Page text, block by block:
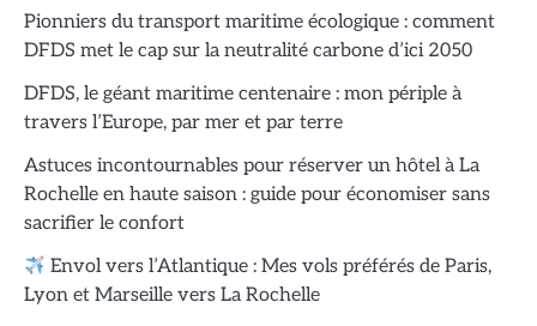
Pionniers du transport maritime écologique : comment
DFDS met le cap sur la neutralité carbone d’ici 2050
DFDS, le géant maritime centenaire : mon périple à
travers l’Europe, par mer et par terre
Astuces incontournables pour réserver un hôtel à La
Rochelle en haute saison : guide pour économiser sans
sacrifier le confort
Envol vers l’Atlantique : Mes vols préférés de Paris,
Lyon et Marseille vers La Rochelle